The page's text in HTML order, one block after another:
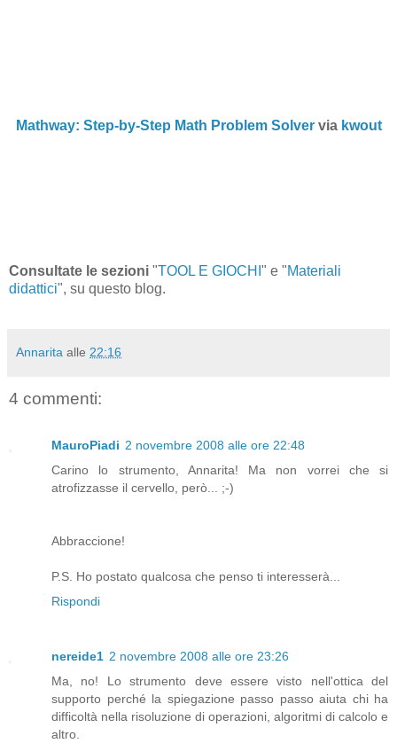
Mathway: Step-by-Step Math Problem Solvervia kwout
Consultate le sezioni "TOOL E GIOCHI " e "Materiali
didattici", su questo blog.
Annarita alle 22:16
4 commenti:
MauroPiadi 2 novembre 2008 alle ore 22:48
Carino lo strumento, Annarita! Ma non vorrei che si
atrofizzasse il cervello, però... ;-)
Abbraccione!
P.S. Ho postato qualcosa che penso ti interesserà...
Rispondi
nereide1 2 novembre 2008 alle ore 23:26
Ma, no! Lo strumento deve essere visto nell'ottica del
supporto perché la spiegazione passo passo aiuta chi ha
difficoltà nella risoluzione di operazioni, algoritmi di calcolo e
altro.